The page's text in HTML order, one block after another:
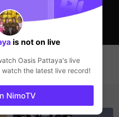
is not on live
Oasis Pattaya's live
the latest live record!
NimoTV